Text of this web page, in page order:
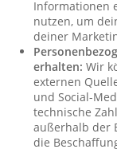
Informationen
nutzen, um
deiner
erhalten: Wir
externen
und Social-
technische
außerhalb der
die